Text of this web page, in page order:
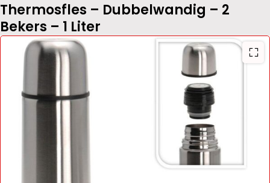
Thermosfles – Dubbelwandig – 2
Bekers – 1 Liter